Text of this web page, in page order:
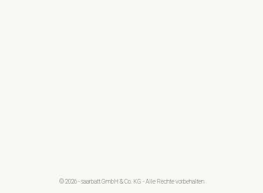
© 2026 - saarbatt GmbH & Co. KG - Alle Rechte vorbehalten